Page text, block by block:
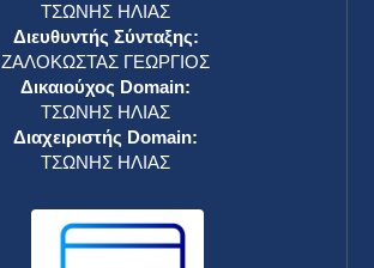
ΤΣΩΝΗΣ ΗΛΙΑΣ
Διευθυντής Σύνταξης:
ΖΑΛΟΚΩΣΤΑΣ ΓΕΩΡΓΙΟΣ
Δικαιούχος Domain:
ΤΣΩΝΗΣ ΗΛΙΑΣ
Διαχειριστής Domain:
ΤΣΩΝΗΣ ΗΛΙΑΣ